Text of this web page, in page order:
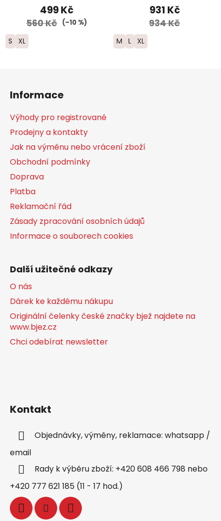
499 Kč
560 Kč (–10 %)
S XL
červené
931 Kč
934 Kč
M L XL
Informace
Výhody pro registrované
Prodejny a kontakty
Jak na výměnu nebo vrácení zboží
Obchodní podmínky
Doprava
Platba
Reklamační řád
Zásady zpracování osobních údajů
Informace o souborech cookies
Další užitečné odkazy
O nás
Dárek ke každému nákupu
Originální čelenky české značky bjež najdete na
www.bjez.cz
Chci odebírat newsletter
Kontakt
Objednávky, výměny, reklamace: whatsapp /
email
Rady k výběru zboží: +420 608 466 798 nebo
+420 777 621 185 (11 - 17 hod.)